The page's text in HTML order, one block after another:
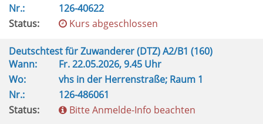
Nr.:
126-40622
Status:
Kurs abgeschlossen
Deutschtest für Zuwanderer (DTZ) A2/B1 (160)
Wann:
Fr.22.05.2026, 9.45 Uhr
Wo:
vhs in der Herrenstraße; Raum 1
Nr.:
126-486061
Status:
Bitte Anmelde-Info beachten